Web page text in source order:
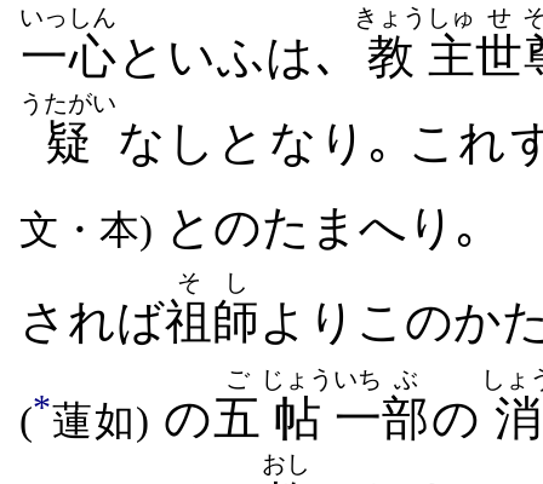
一心
いっしん
といふは､ 教
きょう
主
しゅ
世
せ
疑
うたがい
なし と​なり｡ これ​
文・本) と​のたまへ​り｡
されば祖師
そし
より​このか
(*蓮如) の五
ご
帖
じょう
一
いち
部
ぶ
の 消
しょ
おし